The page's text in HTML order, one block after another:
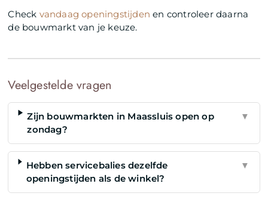
Check vandaag openingstijden en controleer daarna
de bouwmarkt van je keuze.
Veelgestelde vragen
Zijn bouwmarkten in Maassluis open op
zondag?
▼
Hebben servicebalies dezelfde
openingstijden als de winkel?
▼